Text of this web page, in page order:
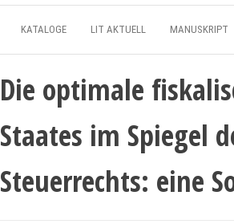
KATALOGE LIT AKTUELL MANUSKRIPT
Die optimale
Staates im Spiegel
Steuerrechts: eine